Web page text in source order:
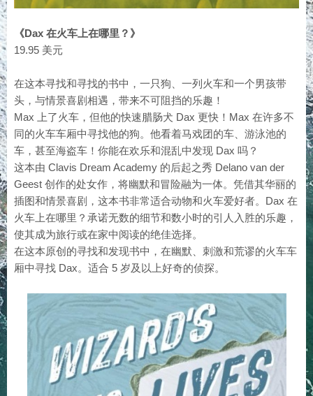
《Dax 在火车上在哪里？》
19.95 美元
在这本寻找和寻找的书中，一只狗、一列火车和一个男孩带
头，与情景喜剧相遇，带来不可阻挡的乐趣！
Max 上了火车，但他的快速腊肠犬 Dax 更快！Max 在许多不
同的火车车厢中寻找他的狗。他看着马戏团的车、游泳池的
车，甚至海盗车！你能在欢乐和混乱中发现 Dax 吗？
这本由 Clavis Dream Academy 的后起之秀 Delano van der
Geest 创作的处女作，将幽默和冒险融为一体。凭借其华丽的
插图和情景喜剧，这本书非常适合动物和火车爱好者。Dax 在
火车上在哪里？承诺无数的细节和数小时的引人入胜的乐趣，
使其成为旅行或在家中阅读的绝佳选择。
在这本原创的寻找和发现书中，在幽默、刺激和荒谬的火车车
厢中寻找 Dax。适合 5 岁及以上好奇的侦探。